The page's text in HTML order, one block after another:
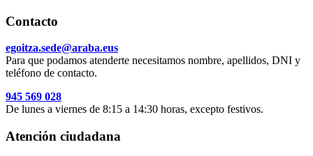
Contacto
egoitza.sede@araba.eus
Para que podamos atenderte necesitamos nombre, apellidos, DNI y
teléfono de contacto.
945 569 028
De lunes a viernes de 8:15 a 14:30 horas, excepto festivos.
Atención ciudadana